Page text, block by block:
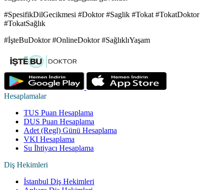
#SpesifikDilGecikmesi #Doktor #Saglik #Tokat #TokatDoktor
#TokatSağlık
#İşteBuDoktor #OnlineDoktor #SağlıklıYaşam
Hesaplamalar
TUS Puan Hesaplama
DUS Puan Hesaplama
Adet (Regl) Günü Hesaplama
VKI Hesaplama
Su İhtiyacı Hesaplama
Diş Hekimleri
İstanbul Diş Hekimleri